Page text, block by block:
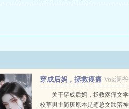
Vok澜爷
穿成后妈，拯救疼痛
文学校草男主
关于穿成后妈，拯救疼痛文学
校草男主简厌原本是霸总文跌落神